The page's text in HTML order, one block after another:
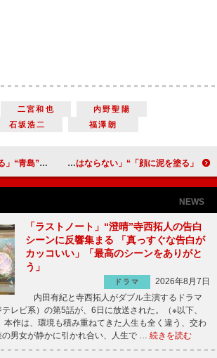
二宮和也
内野聖陽
石坂浩二 福澤朗
わいい」「お互いのことが大好きなんだね」 「顔に泥を塗る」“ハル”西垣匠の過去のトラウマに反響 「美紅に話すべき」「モラハラへの言い訳にはならない」
NEWS
「ラストノート」“澄晴”寺西拓人の告白
シーンに反響集まる 「真っすぐな告白が
カッコいい」「最高のシーンをありがと
う」
ドラマ
2026年8月7日
内田有紀と寺西拓人がダブル主演するドラマ
テレビ系）の第5話が、6日に放送された。（※以下、
作は、環境も積み重ねてきた人生も全く違う、交わ
の男女が静かに引かれ合い、人生で … 続きを読む